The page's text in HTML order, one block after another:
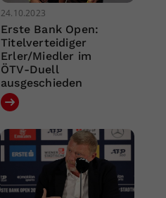
24.10.2023
Erste Bank Open:
Titelverteidiger
Erler/Miedler im
ÖTV-Duell
ausgeschieden